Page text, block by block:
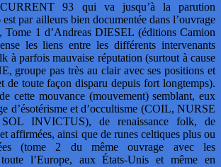
93 qui va jusqu’à la parution
par ailleurs bien documentée dans l’ouvrage
Tome 1 d’Andreas DIESEL (éditions Camion
les liens entre les différents intervenants
à parfois mauvaise réputation (surtout à cause
groupe pas très au clair avec ses positions et
de toute façon disparu depuis fort longtemps).
cette mouvance (mouvement) semblant, eux
d’ésotérisme et d’occultisme (COIL, NURSE
INVICTUS), de renaissance folk, de
affirmées, ainsi que de runes celtiques plus ou
(tome 2 du même ouvrage avec les
l’Europe, aux États-Unis et même en